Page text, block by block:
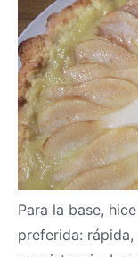
Para la base,
preferida: